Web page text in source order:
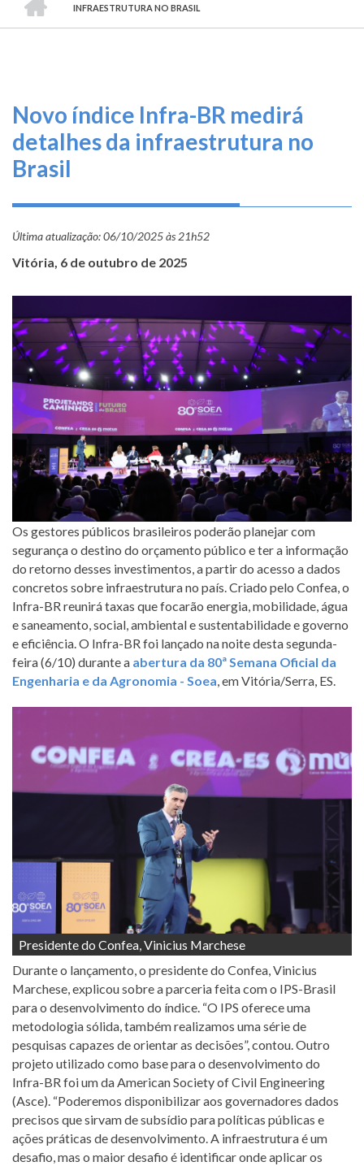
O
que
Informe-
se
Conosco
e
Contas
TRILHA
DE
INFRAESTRUTURA NO BRASIL
Novo índice Infra-BR medirá
detalhes da infraestrutura no
Brasil
Última atualização:06/10/2025 às 21h52
Vitória, 6 de outubro de 2025
Os gestores públicos brasileiros poderão planejar com
segurança o destino do orçamento público e ter a informação
do retorno desses investimentos, a partir do acesso a dados
concretos sobre infraestrutura no país. Criado pelo Confea, o
Infra-BR reunirá taxas que focarão energia, mobilidade, água
e saneamento, social, ambiental e sustentabilidade e governo
e eficiência. O Infra-BR foi lançado na noite desta segunda-
feira (6/10) durante a abertura da 80ª Semana Oficial da
Engenharia e da Agronomia - Soea, em Vitória/Serra, ES.
Presidente do Confea, Vinicius Marchese
Durante o lançamento, o presidente do Confea, Vinicius
Marchese, explicou sobre a parceria feita com o IPS-Brasil
para o desenvolvimento do índice. “O IPS oferece uma
metodologia sólida, também realizamos uma série de
pesquisas capazes de orientar as decisões”, contou. Outro
projeto utilizado como base para o desenvolvimento do
Infra-BR foi um da American Society of Civil Engineering
(Asce). “Poderemos disponibilizar aos governadores dados
precisos que sirvam de subsídio para políticas públicas e
ações práticas de desenvolvimento. A infraestrutura é um
desafio, mas o maior desafio é identificar onde aplicar os